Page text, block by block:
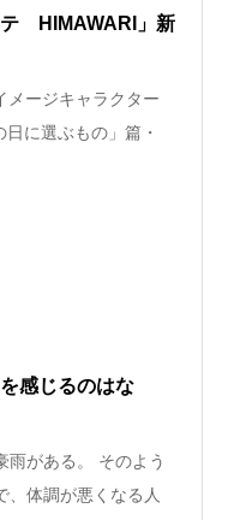
HIMAWARI」新
メージキャラクター
に選ぶもの」篇・
感じるのはな
雨がある。 そのよう
、体調が悪くなる人